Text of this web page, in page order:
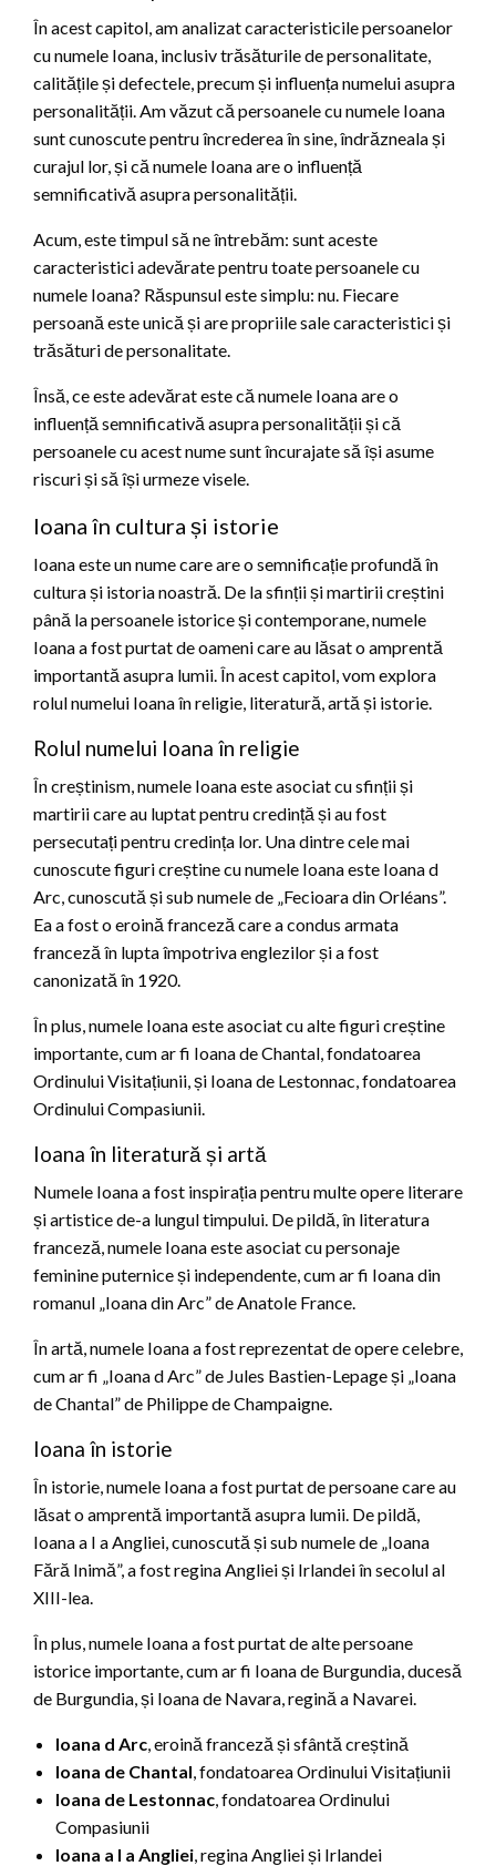
În acest capitol, am analizat caracteristicile persoanelor
cu numele Ioana, inclusiv trăsăturile de personalitate,
calitățile și defectele, precum și influența numelui asupra
personalității. Am văzut că persoanele cu numele Ioana
sunt cunoscute pentru încrederea în sine, îndrăzneala și
curajul lor, și că numele Ioana are o influență
semnificativă asupra personalității.
Acum, este timpul să ne întrebăm: sunt aceste
caracteristici adevărate pentru toate persoanele cu
numele Ioana? Răspunsul este simplu: nu. Fiecare
persoană este unică și are propriile sale caracteristici și
trăsături de personalitate.
Însă, ce este adevărat este că numele Ioana are o
influență semnificativă asupra personalității și că
persoanele cu acest nume sunt încurajate să își asume
riscuri și să își urmeze visele.
Ioana în cultura și istorie
Ioana este un nume care are o semnificație profundă în
cultura și istoria noastră. De la sfinții și martirii creștini
până la persoanele istorice și contemporane, numele
Ioana a fost purtat de oameni care au lăsat o amprentă
importantă asupra lumii. În acest capitol, vom explora
rolul numelui Ioana în religie, literatură, artă și istorie.
Rolul numelui Ioana în religie
În creștinism, numele Ioana este asociat cu sfinții și
martirii care au luptat pentru credință și au fost
persecutați pentru credința lor. Una dintre cele mai
cunoscute figuri creștine cu numele Ioana este Ioana d
Arc, cunoscută și sub numele de „Fecioara din Orléans”.
Ea a fost o eroină franceză care a condus armata
franceză în lupta împotriva englezilor și a fost
canonizată în 1920.
În plus, numele Ioana este asociat cu alte figuri creștine
importante, cum ar fi Ioana de Chantal, fondatoarea
Ordinului Visitațiunii, și Ioana de Lestonnac, fondatoarea
Ordinului Compasiunii.
Ioana în literatură și artă
Numele Ioana a fost inspirația pentru multe opere literare
și artistice de-a lungul timpului. De pildă, în literatura
franceză, numele Ioana este asociat cu personaje
feminine puternice și independente, cum ar fi Ioana din
romanul „Ioana din Arc” de Anatole France.
În artă, numele Ioana a fost reprezentat de opere celebre,
cum ar fi „Ioana d Arc” de Jules Bastien-Lepage și „Ioana
de Chantal” de Philippe de Champaigne.
Ioana în istorie
În istorie, numele Ioana a fost purtat de persoane care au
lăsat o amprentă importantă asupra lumii. De pildă,
Ioana a I a Angliei, cunoscută și sub numele de „Ioana
Fără Inimă”, a fost regina Angliei și Irlandei în secolul al
XIII-lea.
În plus, numele Ioana a fost purtat de alte persoane
istorice importante, cum ar fi Ioana de Burgundia, ducesă
de Burgundia, și Ioana de Navara, regină a Navarei.
Ioana d Arc, eroină franceză și sfântă creștină
Ioana de Chantal, fondatoarea Ordinului Visitațiunii
Ioana de Lestonnac, fondatoarea Ordinului
Compasiunii
Ioana a I a Angliei, regina Angliei și Irlandei